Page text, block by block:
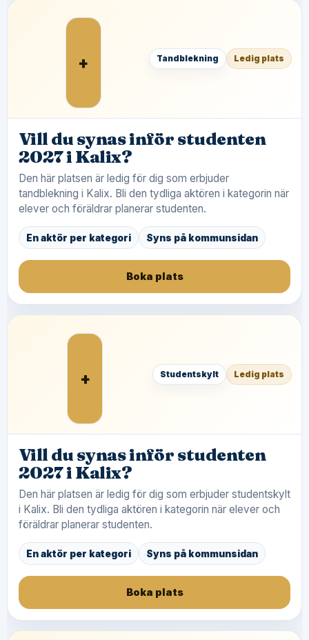
+ Tandblekning Ledig plats
Vill du synas inför studenten
2027 i Kalix?
Den här platsen är ledig för dig som erbjuder
tandblekning i Kalix. Bli den tydliga aktören i kategorin när
elever och föräldrar planerar studenten.
En aktör per kategori Syns på kommunsidan
Boka plats
+ Studentskylt Ledig plats
Vill du synas inför studenten
2027 i Kalix?
Den här platsen är ledig för dig som erbjuder studentskylt
i Kalix. Bli den tydliga aktören i kategorin när elever och
föräldrar planerar studenten.
En aktör per kategori Syns på kommunsidan
Boka plats